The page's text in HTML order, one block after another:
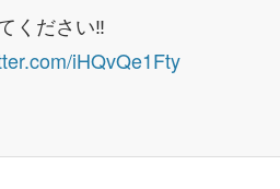
ください‼️
iHQvQe1Fty